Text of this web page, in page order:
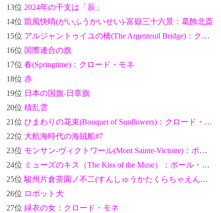
13位 2024年の干支は「辰」
14位 凱風快晴(がいふうかいせい)-富嶽三十六景：葛飾北斎
15位 アルジャントゥイユの橋(The Argenteuil Bridge)：クロード・モネ
16位 国際連合の旗
17位 春(Springtime)：クロード・モネ
18位 赤
19位 日本の国旗-日章旗
20位 積乱雲
21位 ひまわりの花束(Bouquet of Sunflowers)：クロード・モネ
22位 大航海時代の海賊船#7
23位 モンサン-ヴィクトワール(Mont Sainte-Victoire)：ポール・セザンヌ
24位 ミューズのキス（The Kiss of the Muse）：ポール・セザンヌ
25位 駿州片倉茶園ノ不二(すんしゅうかたくらちゃえんのふじ)-富嶽三十六景：葛飾北斎
26位 ロボット犬
27位 緑衣の女：クロード・モネ